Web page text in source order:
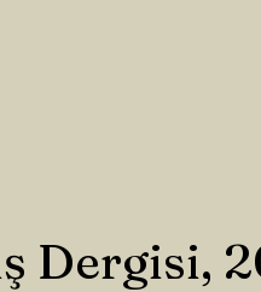
Dergisi,